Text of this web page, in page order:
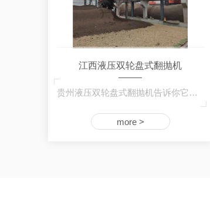
江西液压双轮盘式翻抛机
贵州液压双轮盘式翻抛机告诉你它由传动装置、…
more >